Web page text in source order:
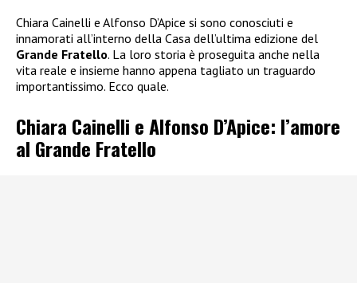
Chiara Cainelli e Alfonso D’Apice si sono conosciuti e
innamorati all’interno della Casa dell’ultima edizione del
Grande Fratello. La loro storia è proseguita anche nella
vita reale e insieme hanno appena tagliato un traguardo
importantissimo. Ecco quale.
Chiara Cainelli e Alfonso D’Apice: l’amore
al Grande Fratello